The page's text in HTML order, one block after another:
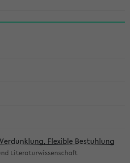
Flexible Bestuhlung
Literaturwissenschaft